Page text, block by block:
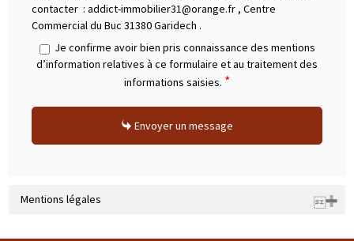
contacter : addict-immobilier31@orange.fr , Centre
Commercial du Buc 31380 Garidech .
Je confirme avoir bien pris connaissance des mentions
d’information relatives à ce formulaire et au traitement des
informations saisies. *
Envoyer un message
Mentions légales